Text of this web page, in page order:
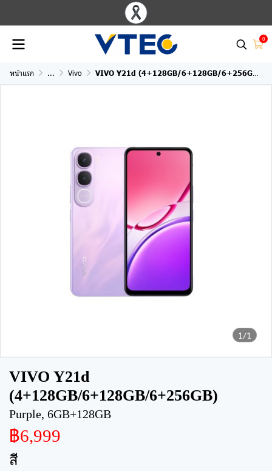
0
หน้าแรก ... Vivo VIVO Y21d (4+128GB/6+128GB/6+256GB)
1/1
VIVO Y21d
(4+128GB/6+128GB/6+256GB)
Purple, 6GB+128GB
฿6,999
สี